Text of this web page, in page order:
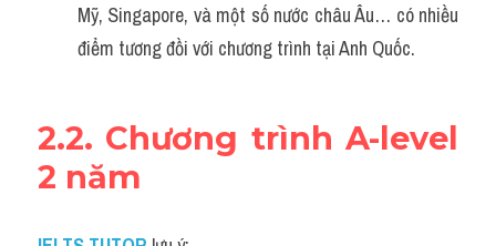
Mỹ, Singapore, và một số nước châu Âu… có nhiều
điểm tương đồi với chương trình tại Anh Quốc.
2.2. Chương trình A-level
2 năm